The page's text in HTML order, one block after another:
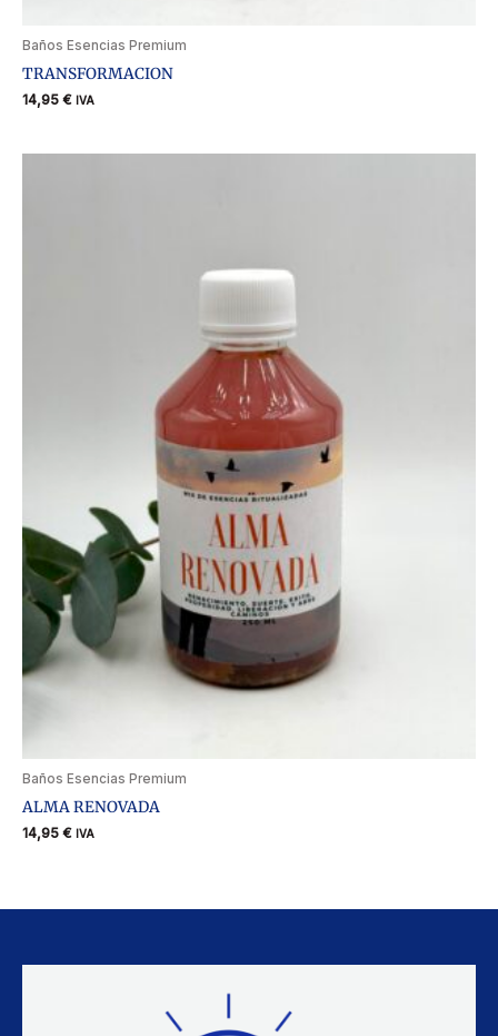
Baños Esencias Premium
TRANSFORMACION
14,95 € IVA
Baños Esencias Premium
ALMA RENOVADA
14,95 € IVA